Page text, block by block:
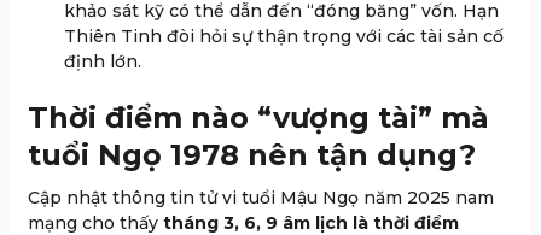
khảo sát kỹ có thể dẫn đến “đóng băng” vốn. Hạn
Thiên Tinh đòi hỏi sự thận trọng với các tài sản cố
định lớn.
Thời điểm nào “vượng tài” mà
tuổi Ngọ 1978 nên tận dụng?
Cập nhật thông tin tử vi tuổi Mậu Ngọ năm 2025 nam
mạng cho thấy tháng 3, 6, 9 âm lịch là thời điểm